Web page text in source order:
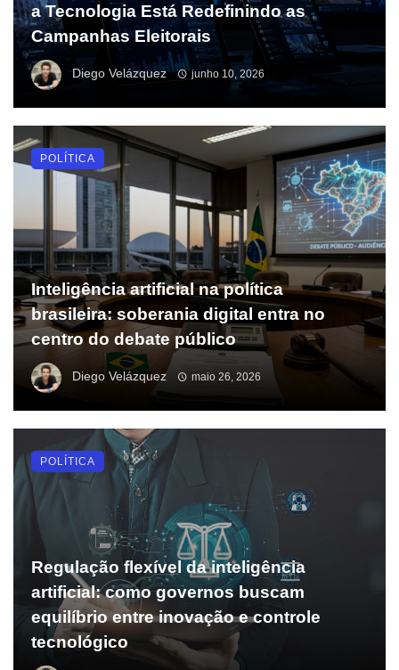
a Tecnologia Está Redefinindo as
Campanhas Eleitorais
Diego Velázquez junho 10, 2026
Inteligência artificial na política
brasileira: soberania digital entra no
centro do debate público
Diego Velázquez maio 26, 2026
POLÍTICA
Regulação flexível da inteligência
artificial: como governos buscam
equilíbrio entre inovação e controle
tecnológico
POLÍTICA